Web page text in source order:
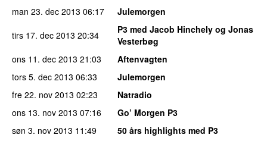
man 23. dec 2013 06:17
Julemorgen
tirs 17. dec 2013 20:34
P3 med Jacob Hinchely og Jonas
Vesterbøg
ons 11. dec 2013 21:03
Aftenvagten
tors 5. dec 2013 06:33
Julemorgen
fre 22. nov 2013 02:23
Natradio
ons 13. nov 2013 07:16
Go’ Morgen P3
søn 3. nov 2013 11:49
50 års highlights med P3